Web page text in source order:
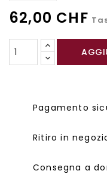
62,00 CHF
Pagamento
Ritiro in
Consegna a